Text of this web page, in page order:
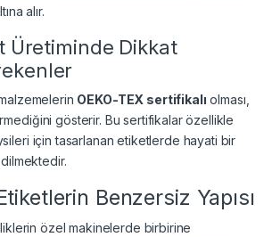
alır.
Üretiminde Dikkat
OEKO-TEX sertifikalı olması,
gösterir. Bu sertifikalar özellikle
için tasarlanan etiketlerde hayati bir
Benzersiz Yapısı
özel makinelerde birbirine